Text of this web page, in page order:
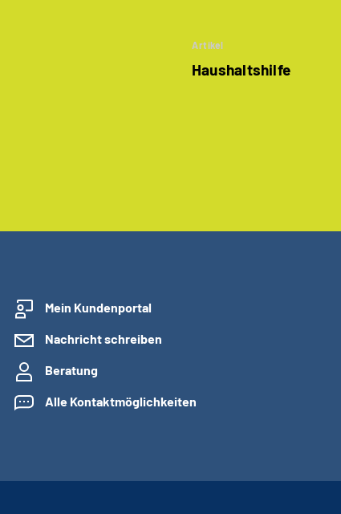
Artikel
Haushaltshilfe
Mein Kundenportal
Nachricht schreiben
Beratung
Alle Kontaktmöglichkeiten